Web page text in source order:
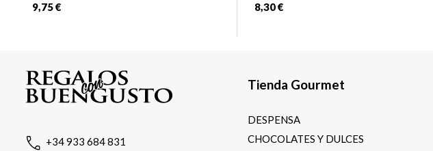
9,75 €
8,30 €
+34 933 684 831
Tienda Gourmet
DESPENSA
CHOCOLATES Y DULCES